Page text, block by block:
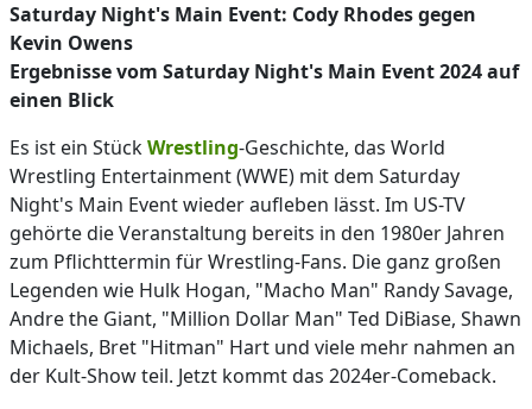
Saturday Night's Main Event: Cody Rhodes gegen
Kevin Owens
Ergebnisse vom Saturday Night's Main Event 2024 auf
einen Blick
Es ist ein StückWrestling-Geschichte, das World
Wrestling Entertainment (WWE) mit dem Saturday
Night's Main Event wieder aufleben lässt. Im US-TV
gehörte die Veranstaltung bereits in den 1980er Jahren
zum Pflichttermin für Wrestling-Fans. Die ganz großen
Legenden wie Hulk Hogan, "Macho Man" Randy Savage,
Andre the Giant, "Million Dollar Man" Ted DiBiase, Shawn
Michaels, Bret "Hitman" Hart und viele mehr nahmen an
der Kult-Show teil. Jetzt kommt das 2024er-Comeback.